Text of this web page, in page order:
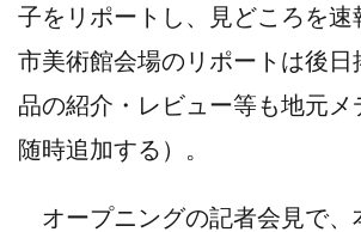
子をリポートし、見どころを速
市美術館会場のリポートは後日
品の紹介・レビュー等も地元メ
随時追加する）。
オープニングの記者会見で、